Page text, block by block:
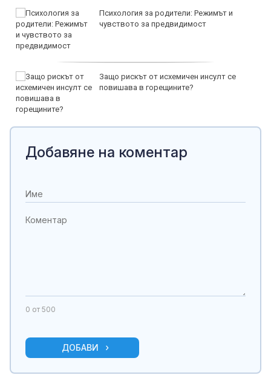
Психология за родители: Режимът и
чувството за предвидимост
Защо рискът от исхемичен инсулт се
повишава в горещините?
Добавяне на коментар
0 от 500
ДОБАВИ